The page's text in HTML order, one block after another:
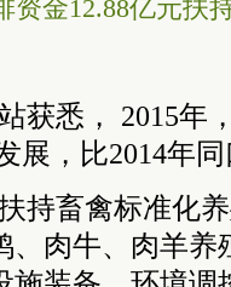
资金12.88亿元扶
获悉， 2015年
展，比2014年
持畜禽标准化
、肉牛、肉羊养